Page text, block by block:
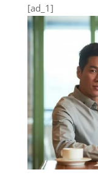
[ad_1]